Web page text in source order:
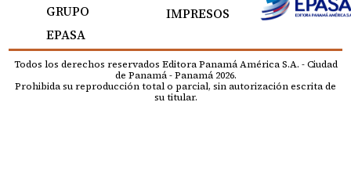
GRUPO
EPASA
IMPRESOS
Todos los derechos reservados Editora Panamá América S.A. - Ciudad
de Panamá - Panamá 2026.
Prohibida su reproducción total o parcial, sin autorización escrita de
su titular.